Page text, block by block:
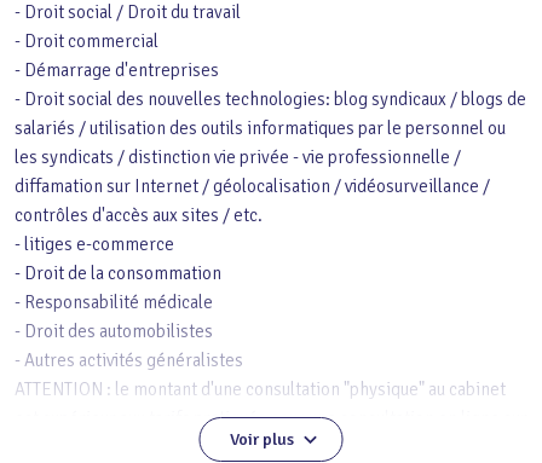
- Droit social / Droit du travail
- Droit commercial
- Démarrage d'entreprises
- Droit social des nouvelles technologies: blog syndicaux / blogs de
salariés / utilisation des outils informatiques par le personnel ou
les syndicats / distinction vie privée - vie professionnelle /
diffamation sur Internet / géolocalisation / vidéosurveillance /
contrôles d'accès aux sites / etc.
- litiges e-commerce
- Droit de la consommation
- Responsabilité médicale
- Droit des automobilistes
- Autres activités généralistes
ATTENTION : le montant d'une consultation "physique" au cabinet
est supérieur aux tarifs pratiqués pour une consultation en ligne sur
Voir plus